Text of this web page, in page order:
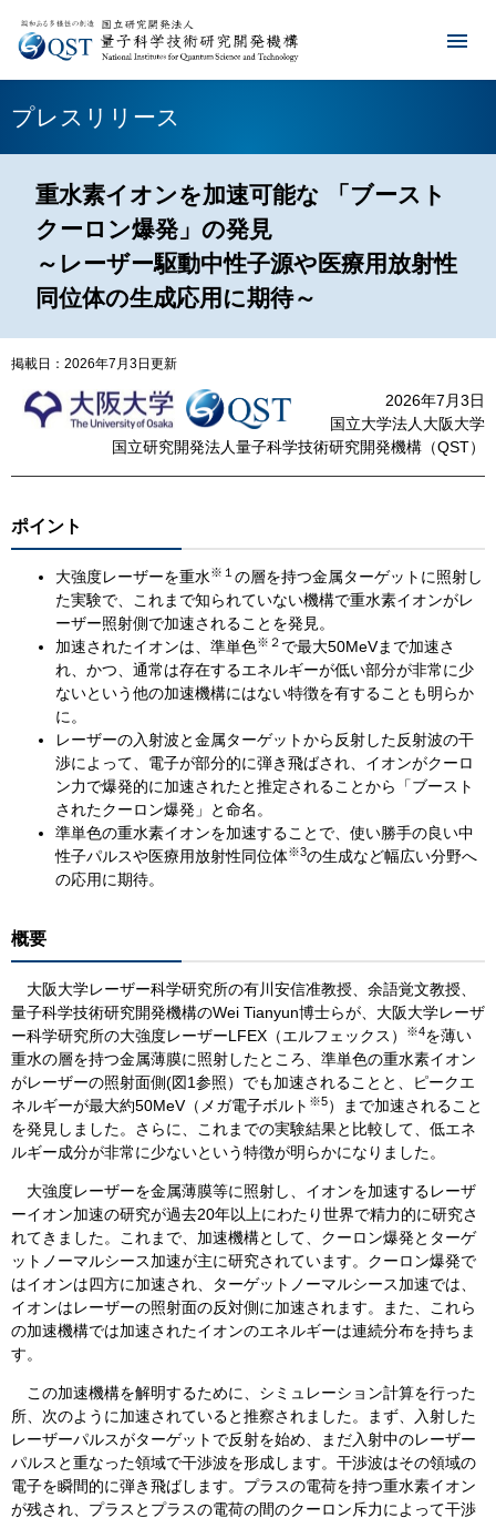
プレスリリース
重水素イオンを加速可能な 「ブースト
クーロン爆発」の発見
～レーザー駆動中性子源や医療用放射性
同位体の生成応用に期待～
掲載日：2026年7月3日更新
2026年7月3日
国立大学法人大阪大学
国立研究開発法人量子科学技術研究開発機構（QST）
ポイント
大強度レーザーを重水※１ の層を持つ金属ターゲットに照射し
た実験で、これまで知られていない機構で重水素イオンがレ
ーザー照射側で加速されることを発見。
加速されたイオンは、準単色※２ で最大50MeVまで加速さ
れ、かつ、通常は存在するエネルギーが低い部分が非常に少
ないという他の加速機構にはない特徴を有することも明らか
に。
レーザーの入射波と金属ターゲットから反射した反射波の干
渉によって、電子が部分的に弾き飛ばされ、イオンがクーロ
ン力で爆発的に加速されたと推定されることから「ブースト
されたクーロン爆発」と命名。
準単色の重水素イオンを加速することで、使い勝手の良い中
性子パルスや医療用放射性同位体※3の生成など幅広い分野へ
の応用に期待。
概要
大阪大学レーザー科学研究所の有川安信准教授、余語覚文教授、
量子科学技術研究開発機構のWei Tianyun博士らが、大阪大学レーザ
ー科学研究所の大強度レーザーLFEX（エルフェックス）
※4を薄い
重水の層を持つ金属薄膜に照射したところ、準単色の重水素イオン
がレーザーの照射面側(図1参照）でも加速されることと、ピークエ
ネルギーが最大約50MeV（メガ電子ボルト ※5）まで加速されること
を発見しました。さらに、これまでの実験結果と比較して、低エネ
ルギー成分が非常に少ないという特徴が明らかになりました。
大強度レーザーを金属薄膜等に照射し、イオンを加速するレーザ
ーイオン加速の研究が過去20年以上にわたり世界で精力的に研究さ
れてきました。これまで、加速機構として、クーロン爆発とターゲ
ットノーマルシース加速が主に研究されています。クーロン爆発で
はイオンは四方に加速され、ターゲットノーマルシース加速では、
イオンはレーザーの照射面の反対側に加速されます。また、これら
の加速機構では加速されたイオンのエネルギーは連続分布を持ちま
す。
この加速機構を解明するために、シミュレーション計算を行った
所、次のように加速されていると推察されました。まず、入射した
レーザーパルスがターゲットで反射を始め、まだ入射中のレーザー
パルスと重なった領域で干渉波を形成します。干渉波はその領域の
電子を瞬間的に弾き飛ばします。プラスの電荷を持つ重水素イオン
が残され、プラスとプラスの電荷の間のクーロン斥力によって干渉